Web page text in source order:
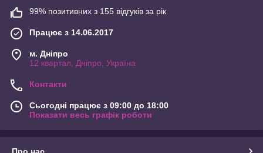
99% позитивних з 155 відгуків за рік
Працює з 14.06.2017
м. Дніпро
12 квартал, Дніпро, Україна
Контакти
Сьогодні працює з 09:00 до 18:00
Показати весь графік роботи